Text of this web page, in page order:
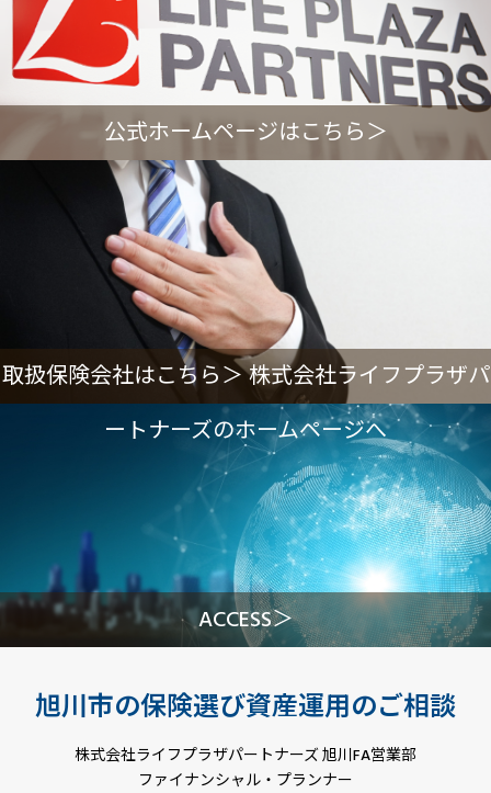
公式ホームページはこちら＞
取扱保険会社はこちら＞ 株式会社ライフプラザパ
ートナーズのホームページへ
ACCESS＞
旭川市の保険選び資産運用のご相談
株式会社ライフプラザパートナーズ 旭川FA営業部
ファイナンシャル・プランナー